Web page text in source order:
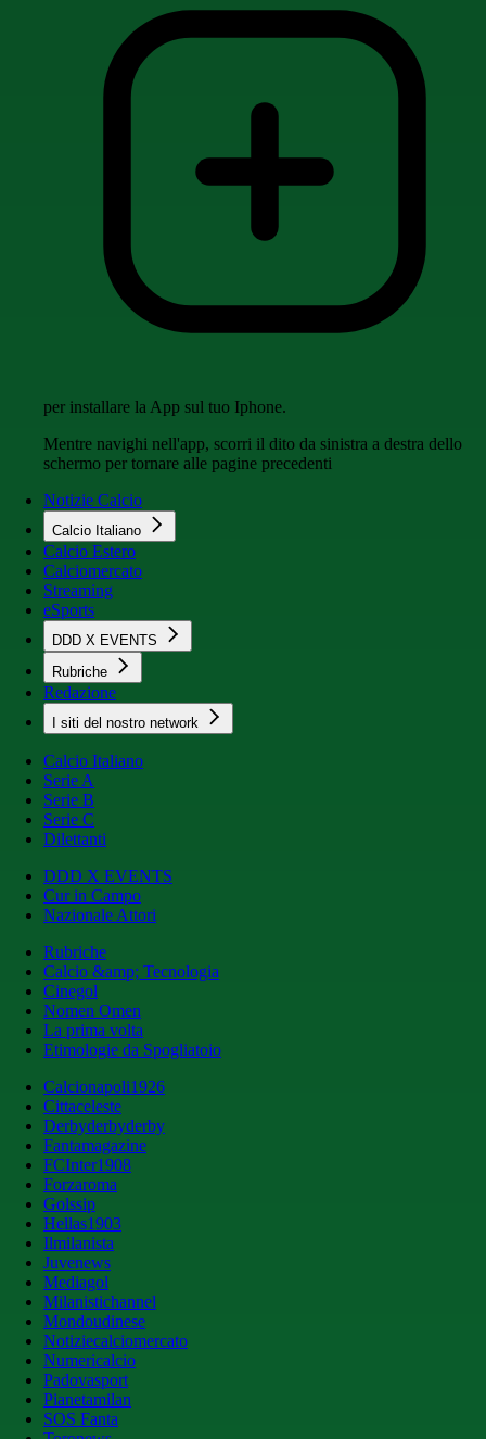
per installare la App sul tuo Iphone.
Mentre navighi nell'app, scorri il dito da sinistra a destra dello
schermo per tornare alle pagine precedenti
Notizie Calcio
Calcio Italiano
Calcio Estero
Calciomercato
Streaming
eSports
DDD X EVENTS
Rubriche
Redazione
I siti del nostro network
Calcio Italiano
Serie A
Serie B
Serie C
Dilettanti
DDD X EVENTS
Cur in Campo
Nazionale Attori
Rubriche
Calcio &amp; Tecnologia
Cinegol
Nomen Omen
La prima volta
Etimologie da Spogliatoio
Calcionapoli1926
Cittaceleste
Derbyderbyderby
Fantamagazine
FCInter1908
Forzaroma
Golssip
Hellas1903
Ilmilanista
Juvenews
Mediagol
Milanistichannel
Mondoudinese
Notiziecalciomercato
Numericalcio
Padovasport
Pianetamilan
SOS Fanta